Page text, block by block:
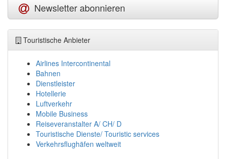
Newsletter abonnieren
Touristische Anbieter
Airlines Intercontinental
Bahnen
Dienstleister
Hotellerie
Luftverkehr
Mobile Business
Reiseveranstalter A/ CH/ D
Touristische Dienste/ Touristic services
Verkehrsflughäfen weltweit